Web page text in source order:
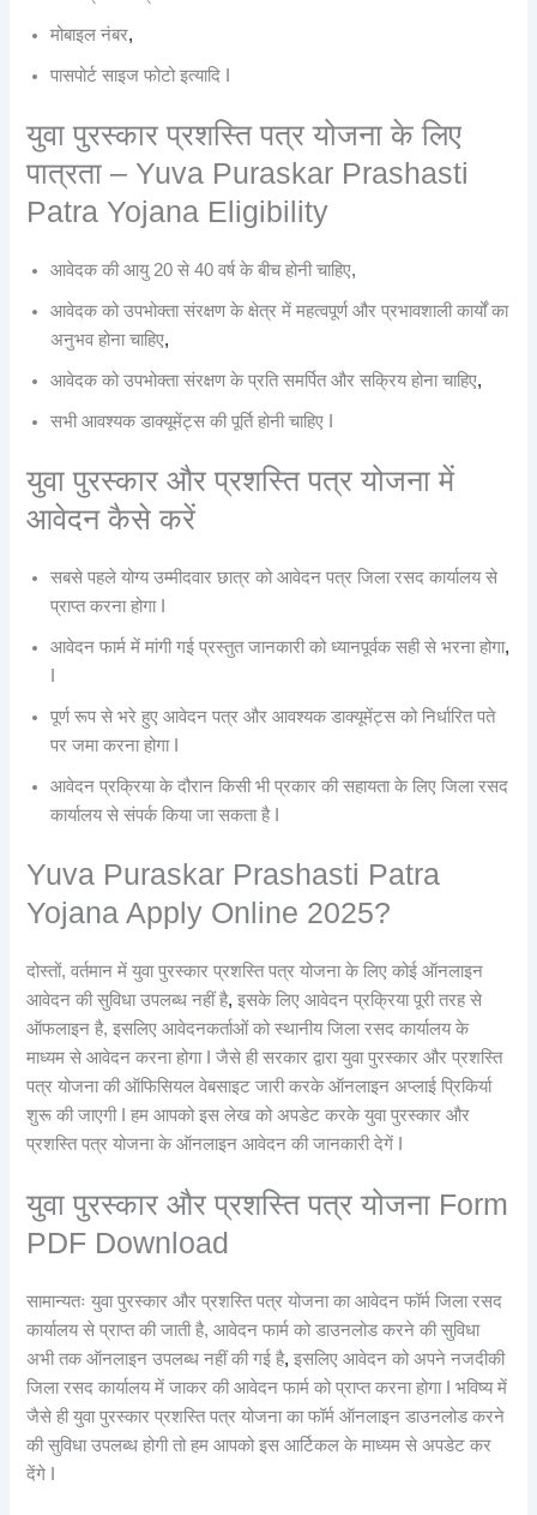
मोबाइल नंबर,
पासपोर्ट साइज फोटो इत्यादि I
युवा पुरस्कार प्रशस्ति पत्र योजना के लिए
पात्रता – Yuva Puraskar Prashasti
Patra Yojana Eligibility
आवेदक की आयु 20 से 40 वर्ष के बीच होनी चाहिए,
आवेदक को उपभोक्ता संरक्षण के क्षेत्र में महत्वपूर्ण और प्रभावशाली कार्यों का
अनुभव होना चाहिए,
आवेदक को उपभोक्ता संरक्षण के प्रति समर्पित और सक्रिय होना चाहिए,
सभी आवश्यक डाक्यूमेंट्स की पूर्ति होनी चाहिए I
युवा पुरस्कार और प्रशस्ति पत्र योजना में
आवेदन कैसे करें
सबसे पहले योग्य उम्मीदवार छात्र को आवेदन पत्र जिला रसद कार्यालय से
प्राप्त करना होगा I
आवेदन फार्म में मांगी गई प्रस्तुत जानकारी को ध्यानपूर्वक सही से भरना होगा,
पूर्ण रूप से भरे हुए आवेदन पत्र और आवश्यक डाक्यूमेंट्स को निर्धारित पते
पर जमा करना होगा I
आवेदन प्रक्रिया के दौरान किसी भी प्रकार की सहायता के लिए जिला रसद
कार्यालय से संपर्क किया जा सकता है I
Yuva Puraskar Prashasti Patra
Yojana Apply Online 2025?
दोस्तों, वर्तमान में युवा पुरस्कार प्रशस्ति पत्र योजना के लिए कोई ऑनलाइन
आवेदन की सुविधा उपलब्ध नहीं है, इसके लिए आवेदन प्रक्रिया पूरी तरह से
ऑफलाइन है, इसलिए आवेदनकर्ताओं को स्थानीय जिला रसद कार्यालय के
माध्यम से आवेदन करना होगा I जैसे ही सरकार द्वारा युवा पुरस्कार और प्रशस्ति
पत्र योजना की ऑफिसियल वेबसाइट जारी करके ऑनलाइन अप्लाई प्रिकिर्या
शुरू की जाएगी I हम आपको इस लेख को अपडेट करके युवा पुरस्कार और
प्रशस्ति पत्र योजना के ऑनलाइन आवेदन की जानकारी देगें I
युवा पुरस्कार और प्रशस्ति पत्र योजना Form
PDF Download
सामान्यतः युवा पुरस्कार और प्रशस्ति पत्र योजना का आवेदन फॉर्म जिला रसद
कार्यालय से प्राप्त की जाती है, आवेदन फार्म को डाउनलोड करने की सुविधा
अभी तक ऑनलाइन उपलब्ध नहीं की गई है, इसलिए आवेदन को अपने नजदीकी
जिला रसद कार्यालय में जाकर की आवेदन फार्म को प्राप्त करना होगा I भविष्य में
जैसे ही युवा पुरस्कार प्रशस्ति पत्र योजना का फॉर्म ऑनलाइन डाउनलोड करने
की सुविधा उपलब्ध होगी तो हम आपको इस आर्टिकल के माध्यम से अपडेट कर
देंगे I